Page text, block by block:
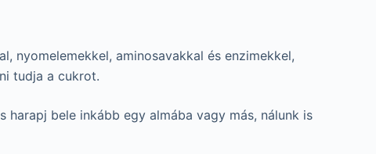
nyomelemekkel, aminosavakkal és enzimekkel,
tudja a cukrot.
bele inkább egy almába vagy más, nálunk is